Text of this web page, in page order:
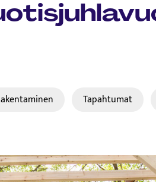
Tapahtumat